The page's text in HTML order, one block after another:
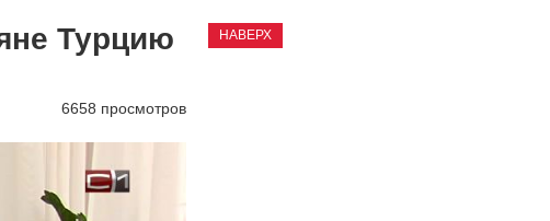
Турцию
6658 просмотров
НАВЕРХ